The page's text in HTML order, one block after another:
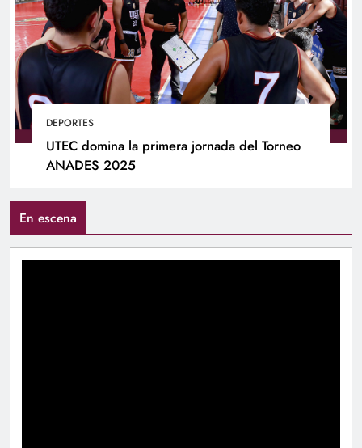
DEPORTES
UTEC domina la primera jornada del Torneo
ANADES 2025
En escena